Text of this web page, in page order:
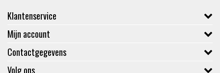
Klantenservice
Mijn account
Contactgegevens
Volg ons